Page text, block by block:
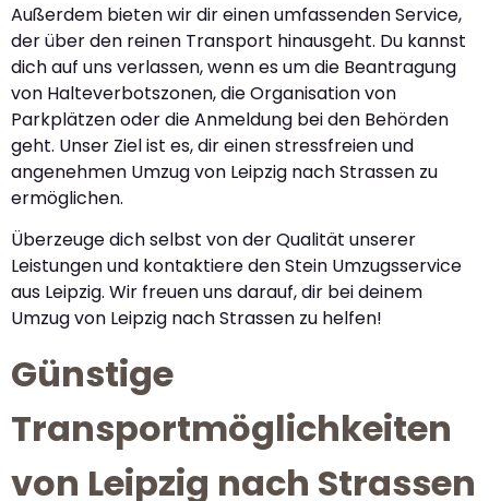
Außerdem bieten wir dir einen umfassenden Service,
der über den reinen Transport hinausgeht. Du kannst
dich auf uns verlassen, wenn es um die Beantragung
von Halteverbotszonen, die Organisation von
Parkplätzen oder die Anmeldung bei den Behörden
geht. Unser Ziel ist es, dir einen stressfreien und
angenehmen Umzug von Leipzig nach Strassen zu
ermöglichen.
Überzeuge dich selbst von der Qualität unserer
Leistungen und kontaktiere den Stein Umzugsservice
aus Leipzig. Wir freuen uns darauf, dir bei deinem
Umzug von Leipzig nach Strassen zu helfen!
Günstige
Transportmöglichkeiten
von Leipzig nach Strassen